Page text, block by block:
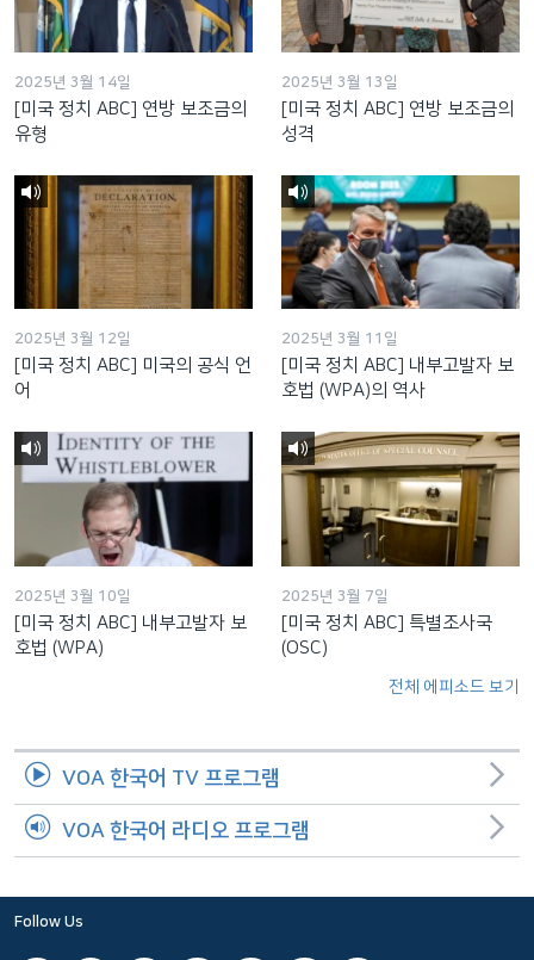
2025년 3월 14일
[미국 정치 ABC] 연방 보조금의
유형
2025년 3월 13일
[미국 정치 ABC] 연방 보조금의
성격
2025년 3월 12일
[미국 정치 ABC] 미국의 공식 언
어
2025년 3월 11일
[미국 정치 ABC] 내부고발자 보
호법 (WPA)의 역사
2025년 3월 10일
[미국 정치 ABC] 내부고발자 보
호법 (WPA)
2025년 3월 7일
[미국 정치 ABC] 특별조사국
(OSC)
전체 에피소드 보기
VOA 한국어 TV 프로그램
VOA 한국어 라디오 프로그램
Follow Us